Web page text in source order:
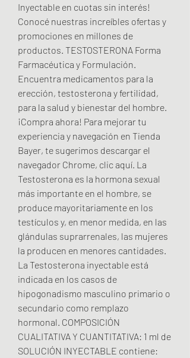
Inyectable en cuotas sin interés!
Conocé nuestras increíbles ofertas y
promociones en millones de
productos. TESTOSTERONA Forma
Farmacéutica y Formulación.
Encuentra medicamentos para la
erección, testosterona y fertilidad,
para la salud y bienestar del hombre.
¡Compra ahora! Para mejorar tu
experiencia y navegación en Tienda
Bayer, te sugerimos descargar el
navegador Chrome, clic aquí. La
Testosterona es la hormona sexual
más importante en el hombre, se
produce mayoritariamente en los
testículos y, en menor medida, en las
glándulas suprarrenales, las mujeres
la producen en menores cantidades.
La Testosterona inyectable está
indicada en los casos de
hipogonadismo masculino primario o
secundario como remplazo
hormonal. COMPOSICIÓN
CUALITATIVA Y CUANTITATIVA: 1 ml de
SOLUCIÓN INYECTABLE contiene: